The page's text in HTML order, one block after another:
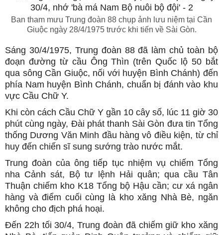
Ban tham mưu Trung đoàn 88 chụp ảnh lưu niệm tại Cần
Giuộc ngày 28/4/1975 trước khi tiến về Sài Gòn.
Sáng 30/4/1975, Trung đoàn 88 đã làm chủ toàn bộ
đoạn đường từ cầu Ông Thìn (trên Quốc lộ 50 bắt
qua sông Cần Giuộc, nối với huyện Bình Chánh) đến
phía Nam huyện Bình Chánh, chuẩn bị đánh vào khu
vực Cầu Chữ Y.
Khi còn cách Cầu Chữ Y gần 10 cây số, lúc 11 giờ 30
phút cùng ngày, Đài phát thanh Sài Gòn đưa tin Tổng
thống Dương Văn Minh đầu hàng vô điều kiện, từ chỉ
huy đến chiến sĩ sung sướng trào nước mắt.
Trung đoàn của ông tiếp tục nhiệm vụ chiếm Tổng
nha Cảnh sát, Bộ tư lệnh Hải quân; qua cầu Tân
Thuận chiếm kho K18 Tổng bộ Hậu cần; cư xá ngân
hàng và điểm cuối cùng là kho xăng Nhà Bè, ngăn
không cho địch phá hoại.
Đến 22h tối 30/4, Trung đoàn đã chiếm giữ kho xăng